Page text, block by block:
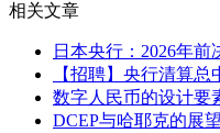
相关文章
日本央行：2026年
【招聘】央行清算
数字人民币的设计要
DCEP与哈耶克的展望